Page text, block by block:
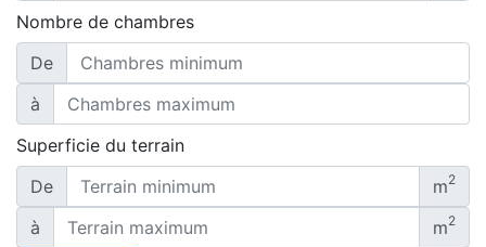
Nombre de chambres
De
à
Superficie du terrain
De
m2
à m2